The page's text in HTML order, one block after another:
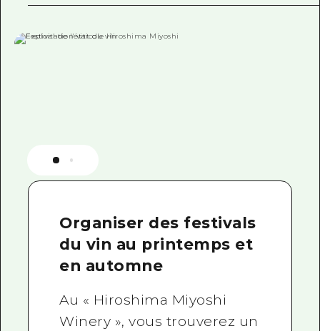
Organiser des festivals
du vin au printemps et
en automne
Au « Hiroshima Miyoshi
Winery », vous trouverez un